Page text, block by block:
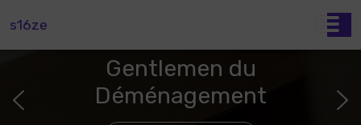
s16ze
Gentlemen du
Déménagement